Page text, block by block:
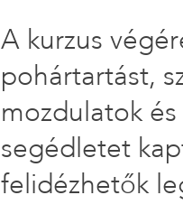
A kurzus
pohártartást,
mozdulatok
segédletet
felidézhetők